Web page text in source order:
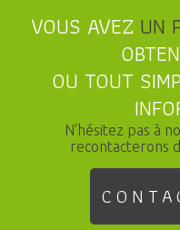
VOUS AVEZ UN
OU TOUT
N'hésitez pas à
recontacterons